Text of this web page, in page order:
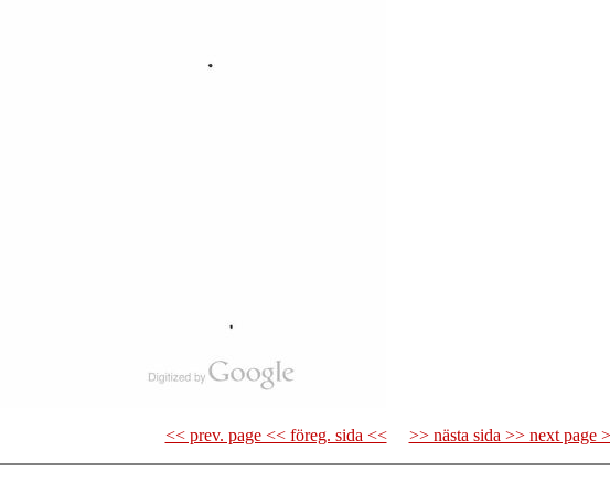
<< prev. page << föreg. sida << >> nästa sida >> next page